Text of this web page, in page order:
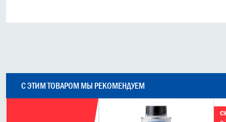
С ЭТИМ ТОВАРОМ МЫ РЕКОМЕНДУЕМ